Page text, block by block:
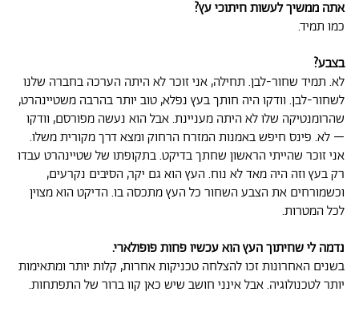
אתה ממשיך לעשות חיתוכי עץ?
כמו תמיד.
בצבע?
לא. תמיד שחור-לבן. תחילה, אני זוכר לא היתה הערכה בחברה שלנו
לשחור-לבן. וודקו היה חותך בעץ נפלא, טוב יותר בהרבה משטיינהרט,
שהרומנטיקה שלו לא היתה מעניינת. אבל הוא נעשה מפורסם, וודקו
– לא. פינס חיפש באמנות המזרח הרחוק ומצא דרך מקורית משלו.
אני זוכר שהייתי הראשון שחתך בדיקט. בתקופתו של שטיינהרט עבדו
רק בעץ וזה היה מאד לא נוח. העץ הוא גם יקר, הסיבים נקרעים,
וכשמורחים את הצבע השחור כל העץ מתכסה בו. הדיקט הוא מצוין
לכל המטרות.
נדמה לי שחיתוך העץ הוא עכשיו פחות פופולארי.
בשנים האחרונות זכו להצלחה טכניקות אחרות, קלות יותר ומתאימות
יותר לטכנולוגיה. אבל אינני חושב שיש כאן קוו ברור של התפתחות.